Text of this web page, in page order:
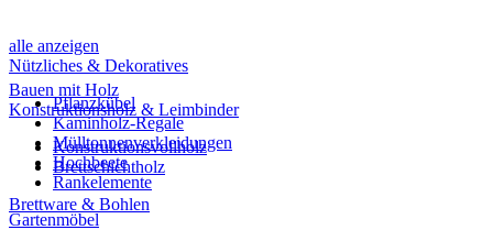
alle anzeigen
Nützliches & Dekoratives
Pflanzkübel
Kaminholz-Regale
Mülltonnenverkleidungen
Hochbeete
Rankelemente
Gartenmöbel
Bauen mit Holz
Konstruktionsholz & Leimbinder
Konstruktionsvollholz
Brettschichtholz
Brettware & Bohlen